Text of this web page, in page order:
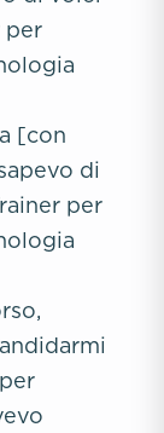
per
[con
di
per